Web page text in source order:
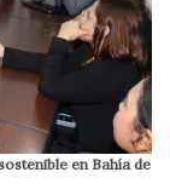
en Bahía de